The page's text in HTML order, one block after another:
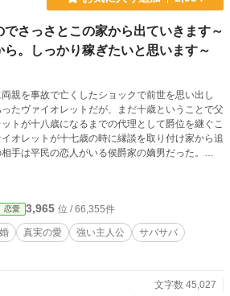
でさっさとこの家から出ていきます～
。しっかり稼ぎたいと思います～
親を事故で亡くしたショックで前世を思い出し
たヴァイオレットだが、まだ十歳ということで父
トが十八歳になるまでの代理として爵位を継ぐこ
オレットが十七歳の時に縁談を取り付け家から追
手は平民の恋人がいる侯爵家の嫡男だった。
ァイオレッ
婚できる方法はもちろんある。それが三年の白い
婚初日に白い結婚でさっさと離婚し、この家から
ご覧ください！
恋愛 3,965 位 / 66,355件
真実の愛 強い主人公
サバサバ
文字数 45,027